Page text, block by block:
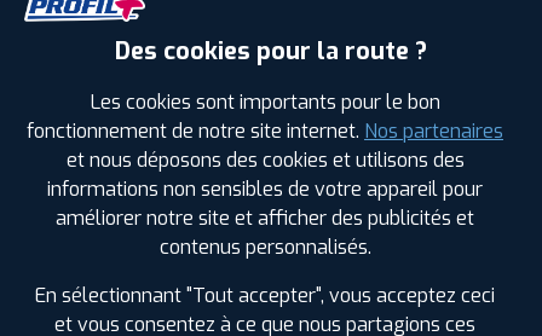
SPÉCIFICATIONS AVIS CLIENTS ÉTIQUETAGE
Étiquetage
Des cookies pour la route ?
Les cookies sont importants pour le bon
fonctionnement de notre site internet. Nos partenaires
et nous déposons des cookies et utilisons des
informations non sensibles de votre appareil pour
améliorer notre site et afficher des publicités et
contenus personnalisés.
En sélectionnant "Tout accepter", vous acceptez ceci
et vous consentez à ce que nous partagions ces